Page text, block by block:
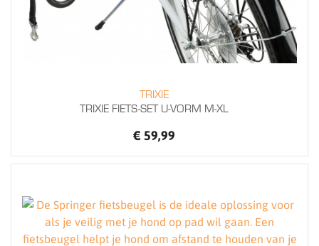
TRIXIE
TRIXIE FIETS-SET U-VORM M-XL
€ 59,99